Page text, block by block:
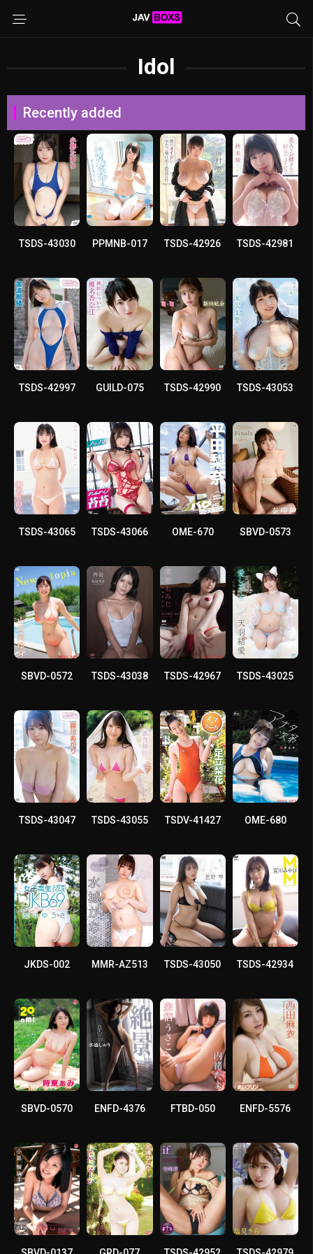
Idol
Recently added
TSDS-43030 PPMNB-017 TSDS-42926 TSDS-42981
TSDS-42997 GUILD-075 TSDS-42990 TSDS-43053
TSDS-43065 TSDS-43066 OME-670 SBVD-0573
SBVD-0572 TSDS-43038 TSDS-42967 TSDS-43025
TSDS-43047 TSDS-43055 TSDV-41427 OME-680
JKDS-002 MMR-AZ513 TSDS-43050 TSDS-42934
SBVD-0570 ENFD-4376 FTBD-050 ENFD-5576